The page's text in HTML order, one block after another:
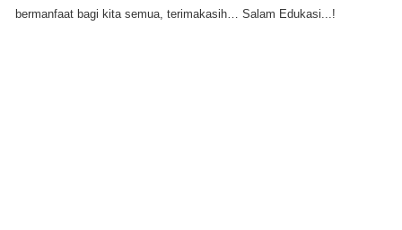
bermanfaat bagi kita semua, terimakasih… Salam Edukasi...!